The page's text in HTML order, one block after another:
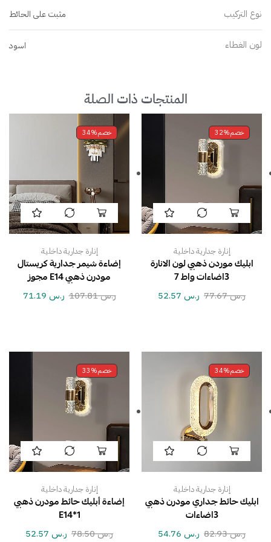
نوع التركيب مثبت على الحائط
لون الغطاء اسود
المنتجات ذات الصلة
خصم32%
إنارة جدارية داخلية
ابليك موردن ذهبي لون الانارة
3اضاءات واط 7
ر.س77.67 ر.س
خصم34%
إنارة جدارية داخلية
إضاءة شيمر جدارية كريستال
مودرن ذهبي E14 مجوز
ر.س107.81 ر.س
خصم34%
إنارة جدارية داخلية
ابليك حائط جداري مودرن ذهبي
3اضاءات
ر.س82.93 ر.س
خصم33%
إنارة جدارية داخلية
إضاءة أبليك حائط مودرن ذهبي
E14*1
ر.س78.50 ر.س